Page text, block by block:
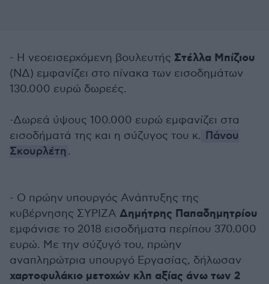
- Η νεοεισερχόμενη βουλευτής Στέλλα Μπίζιου
(ΝΔ) εμφανίζει στο πίνακα των εισοδημάτων
130.000 ευρώ δωρεές.
-Δωρεά ύψους 100.000 ευρώ εμφανίζει στα
εισοδήματά της και η σύζυγος του κ. Πάνου
Σκουρλέτη.
- Ο πρώην υπουργός Ανάπτυξης της
κυβέρνησης ΣΥΡΙΖΑ Δημήτρης Παπαδημητρίου
εμφάνισε το 2018 εισοδήματα περίπου 370.000
ευρώ. Με την σύζυγό του, πρώην
αναπληρώτρια υπουργό Εργασίας, δήλωσαν
χαρτοφυλάκιο μετοχών κλπ αξίας άνω των 2